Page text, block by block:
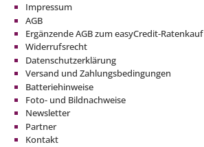
Impressum
AGB
Ergänzende AGB zum easyCredit-Ratenkauf
Widerrufsrecht
Datenschutzerklärung
Versand und Zahlungsbedingungen
Batteriehinweise
Foto- und Bildnachweise
Newsletter
Partner
Kontakt